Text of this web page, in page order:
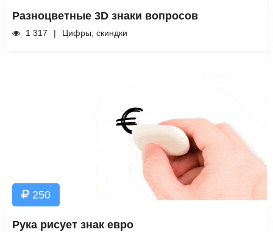
Разноцветные 3D знаки вопросов
1 317 Цифры, скиндки
250
Рука рисует знак евро